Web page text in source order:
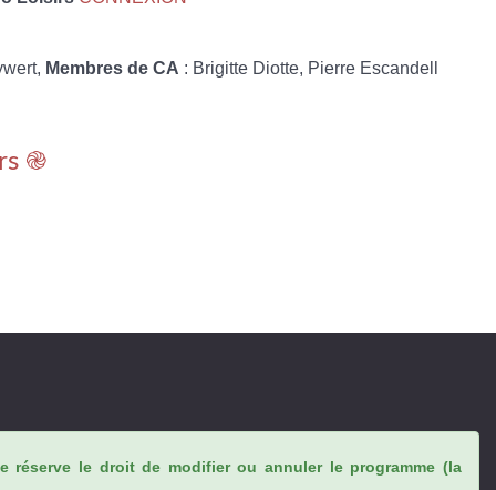
Membres de CA : Brigitte Diotte, Pierre Escandell
֎
réserve le droit de modifier ou annuler le programme (la